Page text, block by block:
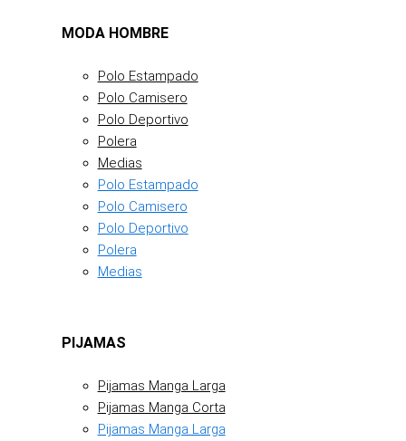
MODA HOMBRE
Polo Estampado
Polo Camisero
Polo Deportivo
Polera
Medias
Polo Estampado
Polo Camisero
Polo Deportivo
Polera
Medias
PIJAMAS
Pijamas Manga Larga
Pijamas Manga Corta
Pijamas Manga Larga